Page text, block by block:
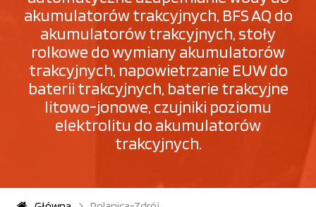
akumulatorów trakcyjnych, BFS AQ do
akumulatorów trakcyjnych, stoły
rolkowe do wymiany akumulatorów
trakcyjnych, napowietrzanie EUW do
baterii trakcyjnych, baterie trakcyjne
litowo-jonowe, czujniki poziomu
elektrolitu do akumulatorów
trakcyjnych.